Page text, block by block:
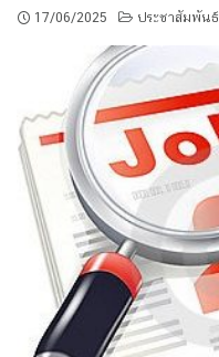
17/06/2025 ประชาสัมพันธ์